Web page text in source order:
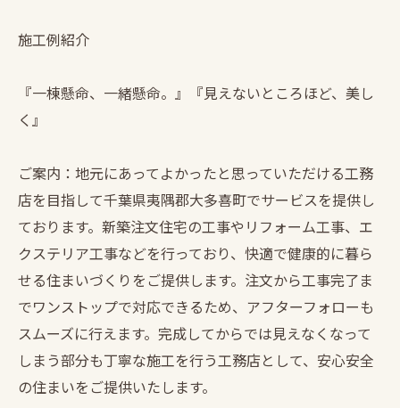
施工例紹介
『一棟懸命、一緒懸命。』『見えないところほど、美し
く』
ご案内：地元にあってよかったと思っていただける工務
店を目指して千葉県夷隅郡大多喜町でサービスを提供し
ております。新築注文住宅の工事やリフォーム工事、エ
クステリア工事などを行っており、快適で健康的に暮ら
せる住まいづくりをご提供します。注文から工事完了ま
でワンストップで対応できるため、アフターフォローも
スムーズに行えます。完成してからでは見えなくなって
しまう部分も丁寧な施工を行う工務店として、安心安全
の住まいをご提供いたします。